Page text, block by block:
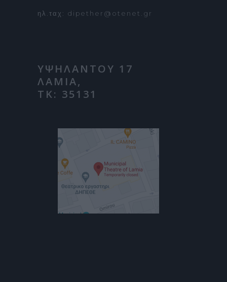
ηλ.ταχ: dipether@otenet.gr
ΥΨΗΛΑΝΤΟΥ 17
ΛΑΜΙΑ,
ΤΚ: 35131